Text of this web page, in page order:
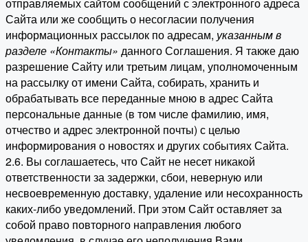
отправляемых сайтом сообщений с электронного адреса
Сайта или же сообщить о несогласии получения
информационных рассылок по адресам, указанным в
разделе «Контакты» данного Соглашения. Я также даю
разрешение Сайту или третьим лицам, уполномоченным
на рассылку от имени Сайта, собирать, хранить и
обрабатывать все переданные мною в адрес Сайта
персональные данные (в том числе фамилию, имя,
отчество и адрес электронной почты) с целью
информирования о новостях и других событиях Сайта.
2.6. Вы соглашаетесь, что Сайт не несет никакой
ответственности за задержки, сбои, неверную или
несвоевременную доставку, удаление или несохранность
каких-либо уведомлений. При этом Сайт оставляет за
собой право повторного направления любого